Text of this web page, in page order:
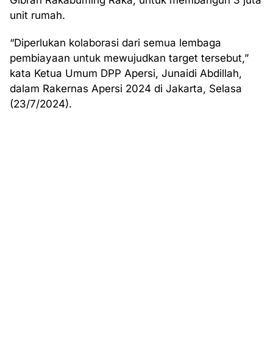
unit rumah.
“Diperlukan kolaborasi dari semua lembaga
pembiayaan untuk mewujudkan target tersebut,”
kata Ketua Umum DPP Apersi, Junaidi Abdillah,
dalam Rakernas Apersi 2024 di Jakarta, Selasa
(23/7/2024).